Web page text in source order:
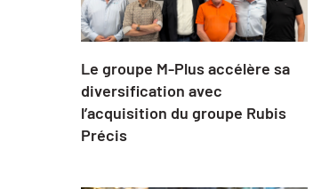
Le groupe M-Plus accélère sa
diversification avec
l’acquisition du groupe Rubis
Précis